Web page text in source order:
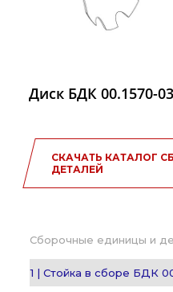
Диск БДК 00.1570-03
СКАЧАТЬ КАТАЛОГ
ДЕТАЛЕЙ
Сборочные единицы и
1 | Стойка в сборе БДК